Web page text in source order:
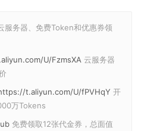
服务器、免费Token和优惠券领
U/FzmsXA 云服务器
t.aliyun.com/U/fPVHqY 开
万Tokens
免费领取12张代金券，总面值